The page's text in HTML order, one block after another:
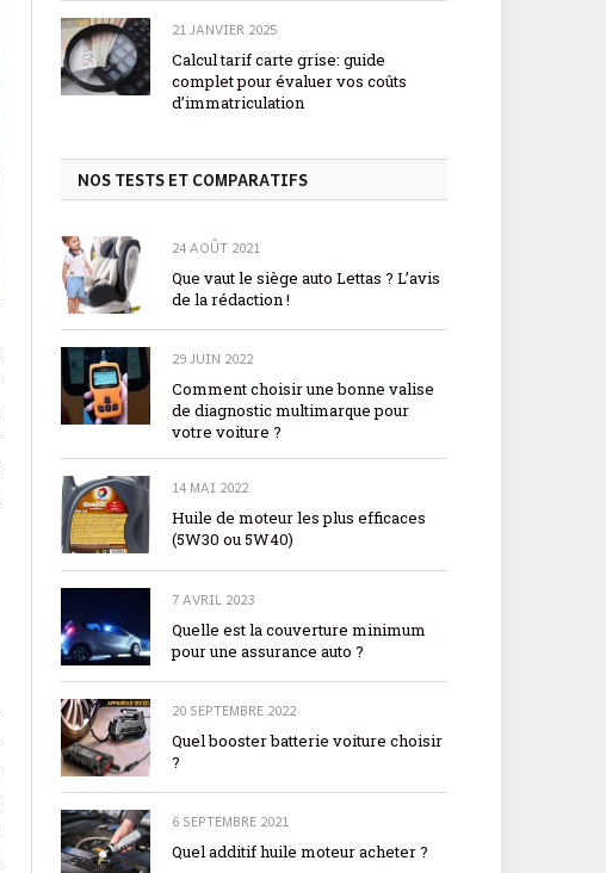
21 JANVIER 2025
Calcul tarif carte grise: guide
complet pour évaluer vos coûts
d’immatriculation
NOS TESTS ET COMPARATIFS
24 AOÛT 2021
Que vaut le siège auto Lettas ? L’avis
de la rédaction !
29 JUIN 2022
Comment choisir une bonne valise
de diagnostic multimarque pour
votre voiture ?
14 MAI 2022
Huile de moteur les plus efficaces
(5W30 ou 5W40)
7 AVRIL 2023
Quelle est la couverture minimum
pour une assurance auto ?
20 SEPTEMBRE 2022
Quel booster batterie voiture choisir
?
6 SEPTEMBRE 2021
Quel additif huile moteur acheter ?